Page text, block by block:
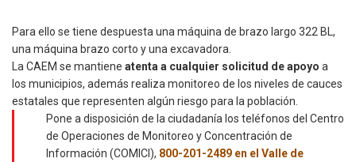
Para ello se tiene despuesta una máquina de brazo largo 322 BL,
una máquina brazo corto y una excavadora.
La CAEM se mantiene atenta a cualquier solicitud de apoyo a
los municipios, además realiza monitoreo de los niveles de cauces
estatales que representen algún riesgo para la población.
Pone a disposición de la ciudadanía los teléfonos del Centro
de Operaciones de Monitoreo y Concentración de
Información (COMICI), 800-201-2489 en el Valle de